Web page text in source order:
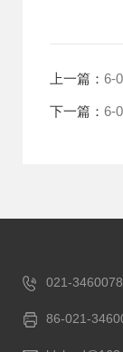
上一篇： 6-
下一篇： 6-
021-
86-021-